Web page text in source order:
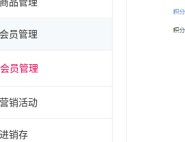
会员管理
会员管理
营销活动
进销存